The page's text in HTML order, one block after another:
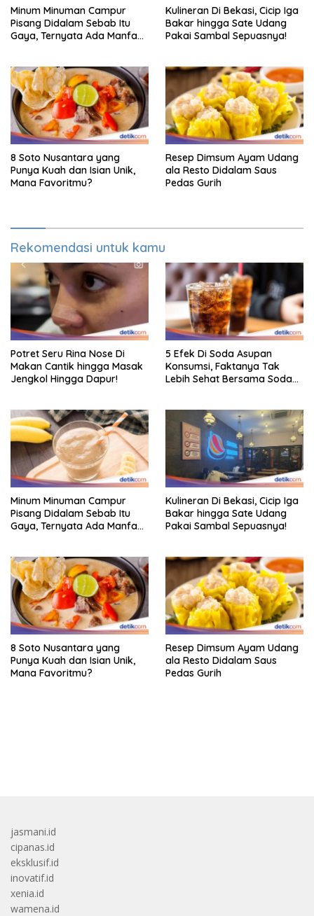
Minum Minuman Campur
Pisang Didalam Sebab Itu
Gaya, Ternyata Ada Manfaat
Kulineran Di Bekasi, Cicip Iga
Bakar hingga Sate Udang
Pakai Sambal Sepuasnya!
8 Soto Nusantara yang
Punya Kuah dan Isian Unik,
Mana Favoritmu?
Resep Dimsum Ayam Udang
ala Resto Didalam Saus
Pedas Gurih
Rekomendasi untuk kamu
Potret Seru Rina Nose Di
Makan Cantik hingga Masak
Jengkol Hingga Dapur!
5 Efek Di Soda Asupan
Konsumsi, Faktanya Tak
Lebih Sehat Bersama Soda
Minum Minuman Campur
Pisang Didalam Sebab Itu
Gaya, Ternyata Ada Manfaat
Kulineran Di Bekasi, Cicip Iga
Bakar hingga Sate Udang
Pakai Sambal Sepuasnya!
8 Soto Nusantara yang
Punya Kuah dan Isian Unik,
Mana Favoritmu?
Resep Dimsum Ayam Udang
ala Resto Didalam Saus
Pedas Gurih
jasmani.id
cipanas.id
eksklusif.id
inovatif.id
xenia.id
wamena.id